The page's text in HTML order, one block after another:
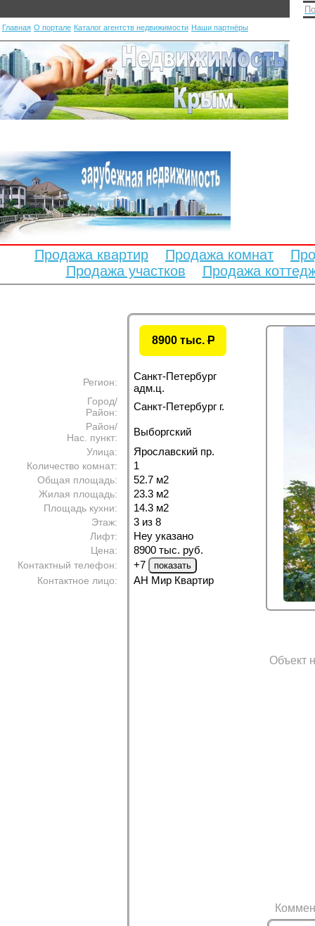
Главная О портале Каталог агентств недвижимости Наши партнёры
Продажа квартир Продажа комнат
Продажа участков
Продажа
8900 тыс.P
Регион:
Санкт-Петербург
адм.ц.
Город/
Район:
Санкт-Петербург г.
Район/
Нас. пункт:
Выборгский
Улица: Ярославский пр.
Количество комнат: 1
Общая площадь: 52.7 м2
Жилая площадь: 23.3 м2
Площадь кухни: 14.3 м2
Этаж: 3 из 8
Лифт: Неу указано
Цена: 8900 тыс. руб.
Контактный телефон: +7
Контактное лицо: АН Мир Квартир
Объект